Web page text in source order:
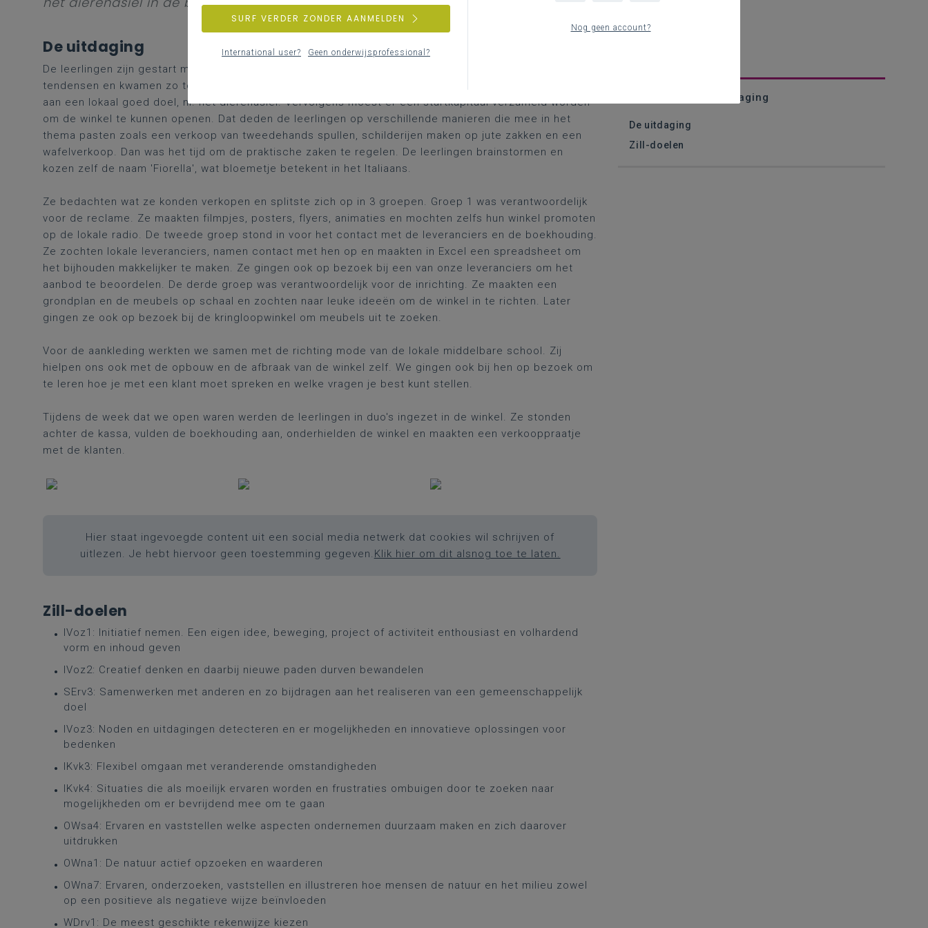
Pop-upwinkel als uitdaging
De uitdaging
Zill-doelen
De uitdaging
De leerlingen zijn gestart met het bedenken van een concept. Ze bestudeerden de maatschappelijke
tendensen en kwamen zo tot het thema duurzaamheid. Ze kozen er ook voor om de winst te schenken
aan een lokaal goed doel, nl. het dierenasiel. Vervolgens moest er een startkapitaal verzameld worden
om de winkel te kunnen openen. Dat deden de leerlingen op verschillende manieren die mee in het
thema pasten zoals een verkoop van tweedehands spullen, schilderijen maken op jute zakken en een
wafelverkoop. Dan was het tijd om de praktische zaken te regelen. De leerlingen brainstormen en
kozen zelf de naam 'Fiorella', wat bloemetje betekent in het Italiaans.
Ze bedachten wat ze konden verkopen en splitste zich op in 3 groepen. Groep 1 was verantwoordelijk
voor de reclame. Ze maakten filmpjes, posters, flyers, animaties en mochten zelfs hun winkel promoten
op de lokale radio. De tweede groep stond in voor het contact met de leveranciers en de boekhouding.
Ze zochten lokale leveranciers, namen contact met hen op en maakten in Excel een spreadsheet om
het bijhouden makkelijker te maken. Ze gingen ook op bezoek bij een van onze leveranciers om het
aanbod te beoordelen. De derde groep was verantwoordelijk voor de inrichting. Ze maakten een
grondplan en de meubels op schaal en zochten naar leuke ideeën om de winkel in te richten. Later
gingen ze ook op bezoek bij de kringloopwinkel om meubels uit te zoeken.
Voor de aankleding werkten we samen met de richting mode van de lokale middelbare school. Zij
hielpen ons ook met de opbouw en de afbraak van de winkel zelf. We gingen ook bij hen op bezoek om
te leren hoe je met een klant moet spreken en welke vragen je best kunt stellen.
Tijdens de week dat we open waren werden de leerlingen in duo's ingezet in de winkel. Ze stonden
achter de kassa, vulden de boekhouding aan, onderhielden de winkel en maakten een verkooppraatje
met de klanten.
Hier staat ingevoegde content uit een social media netwerk dat cookies wil schrijven of
uitlezen. Je hebt hiervoor geen toestemming gegeven. Klik hier om dit alsnog toe te laten.
Zill-doelen
IVoz1: Initiatief nemen. Een eigen idee, beweging, project of activiteit enthousiast en volhardend
vorm en inhoud geven
IVoz2: Creatief denken en daarbij nieuwe paden durven bewandelen
SErv3: Samenwerken met anderen en zo bijdragen aan het realiseren van een gemeenschappelijk
doel
IVoz3: Noden en uitdagingen detecteren en er mogelijkheden en innovatieve oplossingen voor
bedenken
IKvk3: Flexibel omgaan met veranderende omstandigheden
IKvk4: Situaties die als moeilijk ervaren worden en frustraties ombuigen door te zoeken naar
mogelijkheden om er bevrijdend mee om te gaan
OWsa4: Ervaren en vaststellen welke aspecten ondernemen duurzaam maken en zich daarover
uitdrukken
OWna1: De natuur actief opzoeken en waarderen
OWna7: Ervaren, onderzoeken, vaststellen en illustreren hoe mensen de natuur en het milieu zowel
op een positieve als negatieve wijze beïnvloeden
WDrv1: De meest geschikte rekenwijze kiezen
Nog geen account?
SURF VERDER ZONDER AANMELDEN
International user? Geen onderwijsprofessional?